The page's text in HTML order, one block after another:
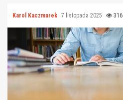
Karol Kaczmarek 7 listopada 2025 316